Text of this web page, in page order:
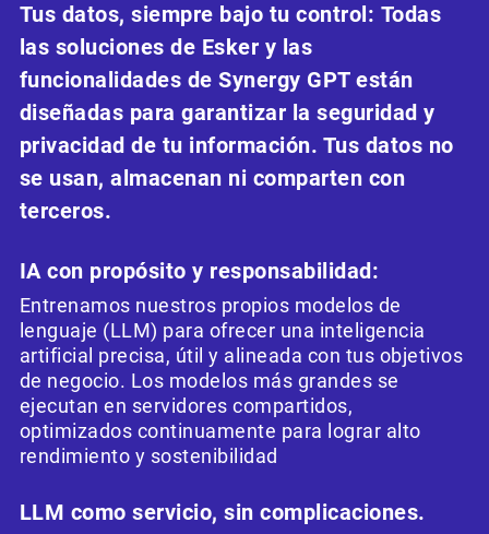
Tus datos, siempre bajo tu control: Todas
las soluciones de Esker y las
funcionalidades de Synergy GPT están
diseñadas para garantizar la seguridad y
privacidad de tu información. Tus datos no
se usan, almacenan ni comparten con
terceros.
IA con propósito y responsabilidad:
Entrenamos nuestros propios modelos de
lenguaje (LLM) para ofrecer una inteligencia
artificial precisa, útil y alineada con tus objetivos
de negocio. Los modelos más grandes se
ejecutan en servidores compartidos,
optimizados continuamente para lograr alto
rendimiento y sostenibilidad
LLM como servicio, sin complicaciones.